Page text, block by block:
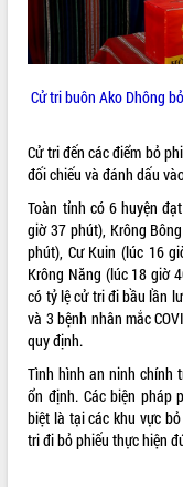
QUY HOẠCH - KẾ HOẠCH
Cử tri buôn Ako Dhông
Cử tri đến các điểm bỏ
đối chiếu và đánh dấu
Toàn tỉnh có 6 huyện
giờ 37 phút), Krông
phút), Cư Kuin (lúc 16
Krông Năng (lúc 18 giờ
có tỷ lệ cử tri đi bầu lần
và 3 bệnh nhân mắc
quy định.
Tình hình an ninh chính
ổn định. Các biện pháp
biệt là tại các khu vực
tri đi bỏ phiếu thực hiện